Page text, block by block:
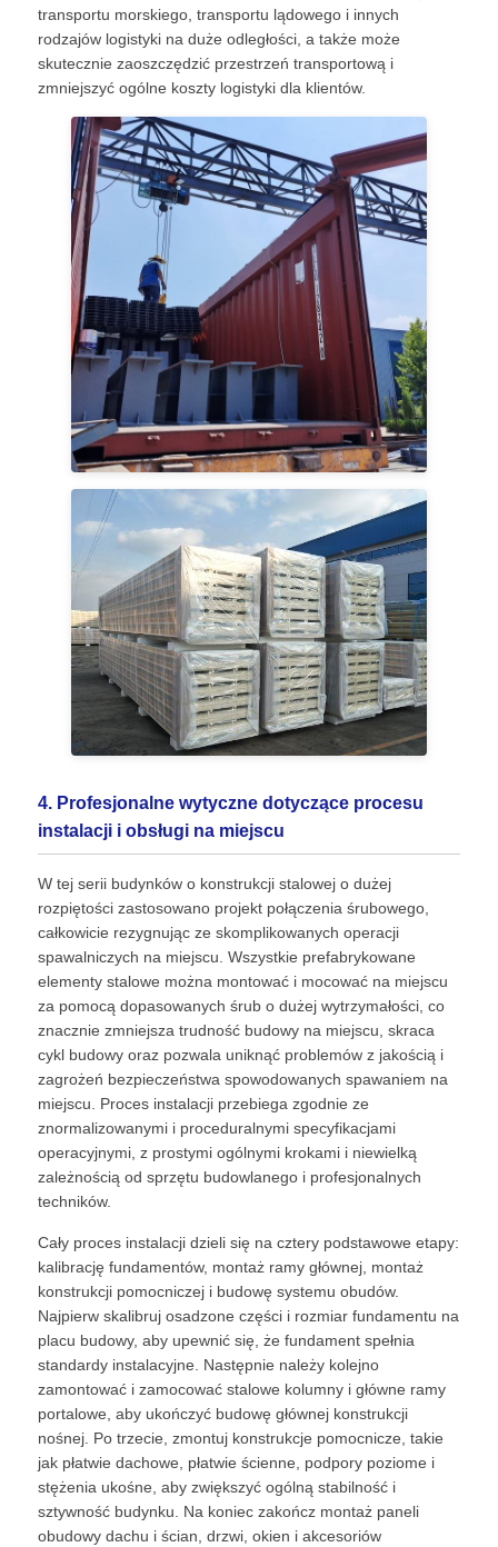
transportu morskiego, transportu lądowego i innych
rodzajów logistyki na duże odległości, a także może
skutecznie zaoszczędzić przestrzeń transportową i
zmniejszyć ogólne koszty logistyki dla klientów.
4. Profesjonalne wytyczne dotyczące procesu
instalacji i obsługi na miejscu
W tej serii budynków o konstrukcji stalowej o dużej
rozpiętości zastosowano projekt połączenia śrubowego,
całkowicie rezygnując ze skomplikowanych operacji
spawalniczych na miejscu. Wszystkie prefabrykowane
elementy stalowe można montować i mocować na miejscu
za pomocą dopasowanych śrub o dużej wytrzymałości, co
znacznie zmniejsza trudność budowy na miejscu, skraca
cykl budowy oraz pozwala uniknąć problemów z jakością i
zagrożeń bezpieczeństwa spowodowanych spawaniem na
miejscu. Proces instalacji przebiega zgodnie ze
znormalizowanymi i proceduralnymi specyfikacjami
operacyjnymi, z prostymi ogólnymi krokami i niewielką
zależnością od sprzętu budowlanego i profesjonalnych
techników.
Cały proces instalacji dzieli się na cztery podstawowe etapy:
kalibrację fundamentów, montaż ramy głównej, montaż
konstrukcji pomocniczej i budowę systemu obudów.
Najpierw skalibruj osadzone części i rozmiar fundamentu na
placu budowy, aby upewnić się, że fundament spełnia
standardy instalacyjne. Następnie należy kolejno
zamontować i zamocować stalowe kolumny i główne ramy
portalowe, aby ukończyć budowę głównej konstrukcji
nośnej. Po trzecie, zmontuj konstrukcje pomocnicze, takie
jak płatwie dachowe, płatwie ścienne, podpory poziome i
stężenia ukośne, aby zwiększyć ogólną stabilność i
sztywność budynku. Na koniec zakończ montaż paneli
obudowy dachu i ścian, drzwi, okien i akcesoriów